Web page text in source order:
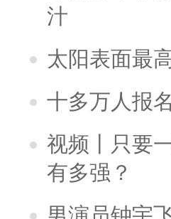
汁
太阳表面最
十多万人报
视频丨只要
有多强？